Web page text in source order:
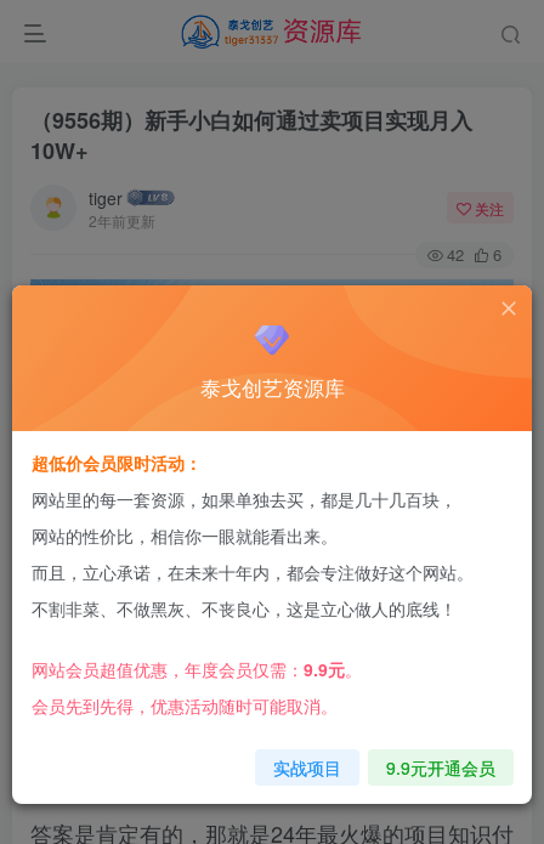
（9556期）新手小白如何通过卖项目实现月入
10W+
tiger
2年前更新
关注
42 6
2024年普通人到底还有没有逆袭或者年赚百万的
答案是肯定有的，那就是24年最火爆的项目知识付
泰戈创艺资源库
超低价会员限时活动：
网站里的每一套资源，如果单独去买，都是几十几百块，
网站的性价比，相信你一眼就能看出来。
而且，立心承诺，在未来十年内，都会专注做好这个网站。
不割非菜、不做黑灰、不丧良心，这是立心做人的底线！
网站会员超值优惠，年度会员仅需： 9.9元。
会员先到先得，优惠活动随时可能取消。
实战项目 9.9元开通会员